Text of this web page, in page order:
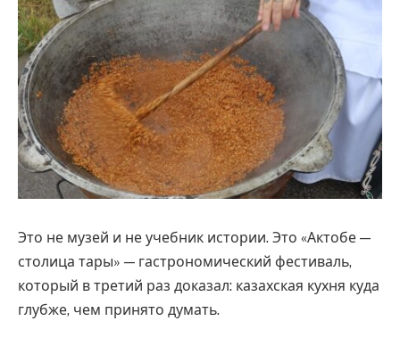
Это не музей и не учебник истории. Это «Актобе —
столица тары» — гастрономический фестиваль,
который в третий раз доказал: казахская кухня куда
глубже, чем принято думать.